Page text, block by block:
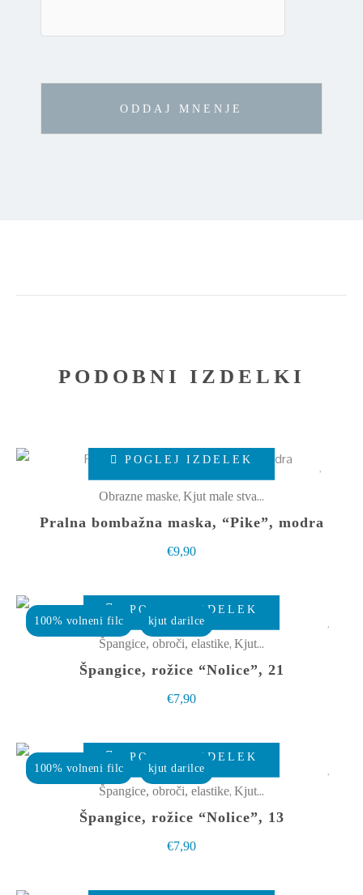
PODOBNI IZDELKI
POGLEJ IZDELEK
Ta
več
na
izdelka
Obrazne maske, Kjut male stvarce
Pralna bombažna maska, “Pike”, modra
€9,90
100% volneni filc kjut darilce
POGLEJ IZDELEK
Špangice, obroči, elastike, Kjut male stvarce
Špangice, rožice “Nolice”, 21
€7,90
100% volneni filc kjut darilce
POGLEJ IZDELEK
Špangice, obroči, elastike, Kjut male stvarce
Špangice, rožice “Nolice”, 13
€7,90
Ta